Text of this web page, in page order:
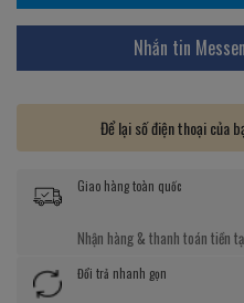
Nhắn tin
Để lại số điện thoại của
Giao hàng toàn quốc
Nhận hàng & thanh toán tiền
Đổi trả nhanh gọn